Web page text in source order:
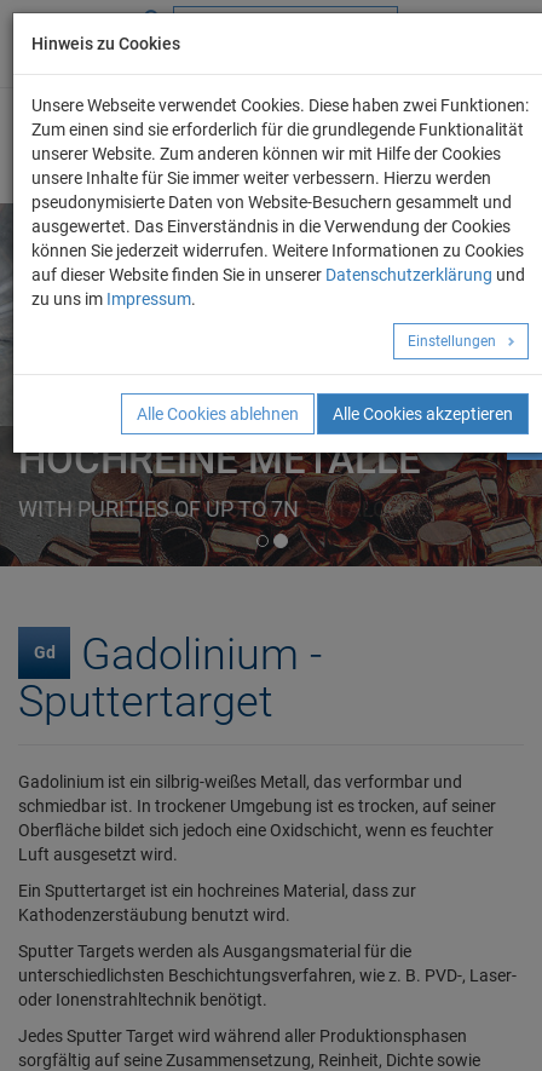
+49 (0) 69 986 4604 - 0
ELEMENTE
FORMEN
HOCHREINE METALLE
FROM A TO Z IN OUR ONLINE CATALOGUE
Angebot anfordern!
Gd
Gadolinium -
Sputtertarget
Gadolinium ist ein silbrig-weißes Metall, das verformbar und
schmiedbar ist. In trockener Umgebung ist es trocken, auf seiner
Oberfläche bildet sich jedoch eine Oxidschicht, wenn es feuchter
Luft ausgesetzt wird.
Ein Sputtertarget ist ein hochreines Material, dass zur
Kathodenzerstäubung benutzt wird.
Sputter Targets werden als Ausgangsmaterial für die
unterschiedlichsten Beschichtungsverfahren, wie z. B. PVD-, Laser-
oder Ionenstrahltechnik benötigt.
Jedes Sputter Target wird während aller Produktionsphasen
sorgfältig auf seine Zusammensetzung, Reinheit, Dichte sowie
Hinweis zu Cookies
Unsere Webseite verwendet Cookies. Diese haben zwei Funktionen:
Zum einen sind sie erforderlich für die grundlegende Funktionalität
unserer Website. Zum anderen können wir mit Hilfe der Cookies
unsere Inhalte für Sie immer weiter verbessern. Hierzu werden
pseudonymisierte Daten von Website-Besuchern gesammelt und
ausgewertet. Das Einverständnis in die Verwendung der Cookies
können Sie jederzeit widerrufen. Weitere Informationen zu Cookies
auf dieser Website finden Sie in unserer Datenschutzerklärung und
zu uns im Impressum.
Einstellungen
Alle Cookies ablehnen Alle Cookies akzeptieren